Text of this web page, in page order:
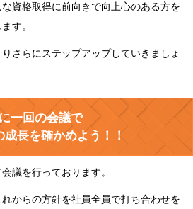
資格取得に前向きで向上心のある方を
す。
さらにステップアップしていきましょ
一回の会議で
成長を確かめよう！！
議を行っております。
からの方針を社員全員で打ち合わせを